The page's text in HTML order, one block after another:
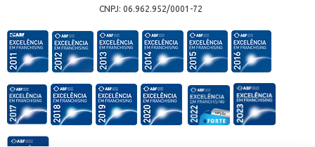
CNPJ: 06.962.952/0001-72